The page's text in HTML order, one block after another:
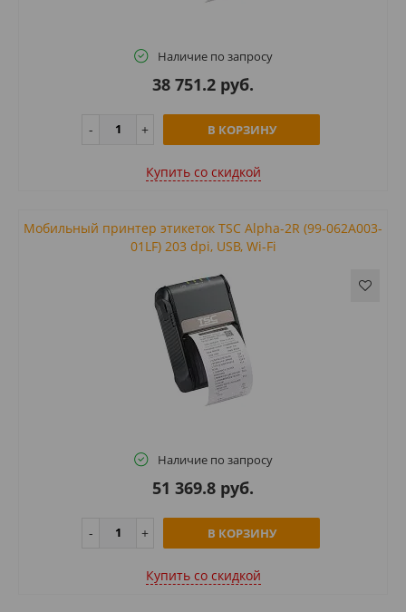
Наличие по запросу
38 751.2 руб.
В КОРЗИНУ
Купить cо скидкой
Мобильный принтер этикеток TSC Alpha-2R (99-062A003-
01LF) 203 dpi, USB, Wi-Fi
Наличие по запросу
51 369.8 руб.
В КОРЗИНУ
Купить cо скидкой